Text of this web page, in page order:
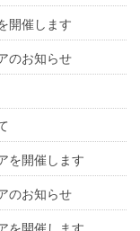
開催します
のお知らせ
を開催します
のお知らせ
を開催します